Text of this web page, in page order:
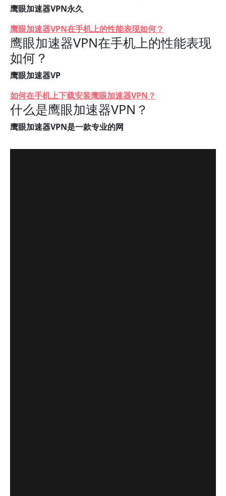
鹰眼加速器VPN永久
鹰眼加速器VPN在手机上的性能表现如何？
鹰眼加速器VPN在手机上的性能表现
如何？
鹰眼加速器VP
如何在手机上下载安装鹰眼加速器VPN？
什么是鹰眼加速器VPN？
鹰眼加速器VPN是一款专业的网